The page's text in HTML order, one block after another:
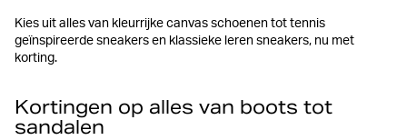
Kies uit alles van kleurrijke canvas schoenen tot tennis
geïnspireerde sneakers en klassieke leren sneakers, nu met
korting.
Kortingen op alles van boots tot
sandalen